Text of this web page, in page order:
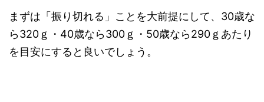
まずは「振り切れる」ことを大前提にして、30歳な
ら320ｇ・40歳なら300ｇ・50歳なら290ｇあたり
を目安にすると良いでしょう。